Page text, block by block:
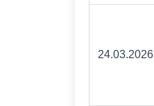
24.03.2026